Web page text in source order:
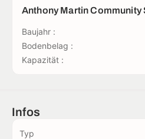
Anthony Martin Community
Baujahr :
Bodenbelag :
Kapazität :
Infos
Typ